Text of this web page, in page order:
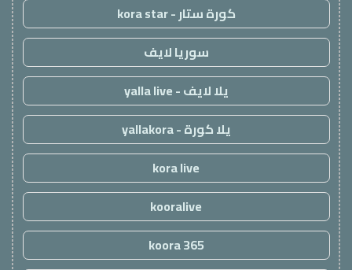
كورة ستار - kora star
سوريا لايف
يلا لايف - yalla live
يلا كورة - yallakora
kora live
kooralive
koora 365